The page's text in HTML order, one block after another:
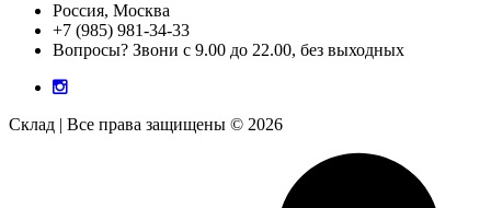
Россия, Москва
+7 (985) 981-34-33
Вопросы? Звони с 9.00 до 22.00, без выходных
Склад | Все права защищены © 2026